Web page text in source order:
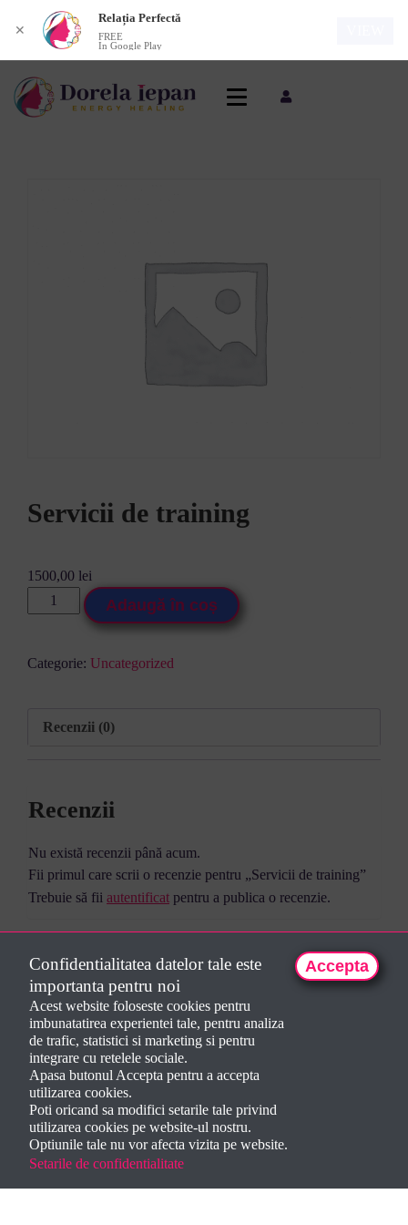
Servicii de training
1500,00 lei
Adaugă în coș
Categorie: Uncategorized
Recenzii (0)
Recenzii
Nu există recenzii până acum.
Fii primul care scrii o recenzie pentru „Servicii de training”
Trebuie să fii autentificat pentru a publica o recenzie.
Creat deDorela Iepan
✕
Relația Perfectă
FREE
In Google Play
Confidentialitatea datelor tale este
importanta pentru noi
Acest website foloseste cookies pentru
imbunatatirea experientei tale, pentru analiza
de trafic, statistici si marketing si pentru
integrare cu retelele sociale.
Apasa butonul Accepta pentru a accepta
utilizarea cookies.
Poti oricand sa modifici setarile tale privind
utilizarea cookies pe website-ul nostru.
Optiunile tale nu vor afecta vizita pe website.
Setarile de confidentialitate
Accepta